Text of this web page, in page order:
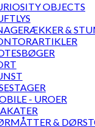
OBJECTS
&
- UROER
&